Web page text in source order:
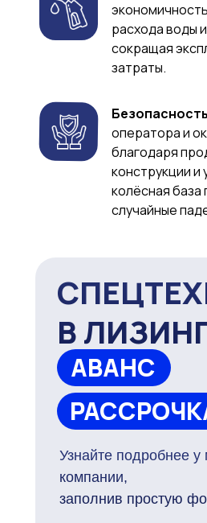
оператора и
благодаря
конструкции и
колёсная
случайные
расхода воды
сокращая
затраты.
АВАНС
Узнайте подробнее
компании,
заполнив простую
В